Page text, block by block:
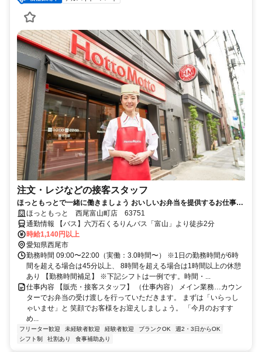
注文・レジなどの接客スタッフ
ほっともっとで一緒に働きましょう おいしいお弁当を提供するお仕事で
す ほっともっと 西尾富山町店 63751
通勤情報 【バス】六万石くるりんバス「富山」より徒歩2分
時給1,140円以上
愛知県西尾市
勤務時間 09:00〜22:00（実働：3.0時間〜） ※1日の勤務時間が6時
間を超える場合は45分以上、 8時間を超える場合は1時間以上の休憩
あり 【勤務時間補足】 ※下記シフトは一例です。時間・...
仕事内容 【販売・接客スタッフ】 （仕事内容） メイン業務…カウン
ターでお弁当の受け渡しを行っていただきます。 まずは「いらっし
ゃいませ」と 笑顔でお客様をお迎えしましょう。 「今月のおすす
め...
フリーター歓迎 未経験者歓迎 経験者歓迎 ブランクOK
週2・3日からOK
シフト制
社割あり 食事補助あり